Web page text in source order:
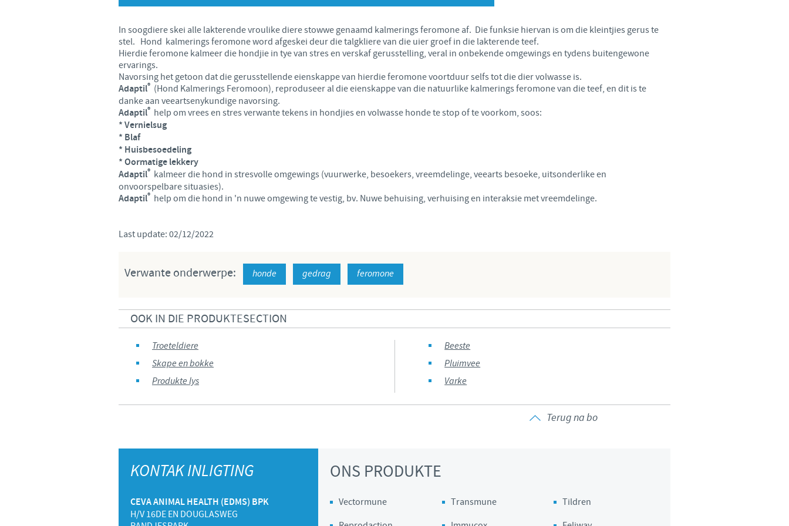
Canada (EN)
Chile
Korea
Malaysia
Mexico
Netherlands
Thailand
United Kingdom
USA
Regulatory constraints and medical practices vary from country to country. Consequently, the
In soogdiere skei alle lakterende vroulike diere stowwe genaamd kalmerings feromone af. Die funksie hiervan is om die kleintjies gerus te
stel. Hond kalmerings feromone word afgeskei deur die talgkliere van die uier groef in die lakterende teef.
Hierdie feromone kalmeer die hondjie in tye van stres en verskaf gerusstelling, veral in onbekende omgewings en tydens buitengewone
ervarings.
Navorsing het getoon dat die gerusstellende eienskappe van hierdie feromone voortduur selfs tot die dier volwasse is.
Adaptil® (Hond Kalmerings Feromoon), reproduseer al die eienskappe van die natuurlike kalmerings feromone van die teef, en dit is te
danke aan veeartsenykundige navorsing.
Adaptil® help om vrees en stres verwante tekens in hondjies en volwasse honde te stop of te voorkom, soos:
* Vernielsug
* Blaf
* Huisbesoedeling
* Oormatige lekkery
Adaptil® kalmeer die hond in stresvolle omgewings (vuurwerke, besoekers, vreemdelinge, veearts besoeke, uitsonderlike en
onvoorspelbare situasies).
Adaptil® help om die hond in 'n nuwe omgewing te vestig, bv. Nuwe behuising, verhuising en interaksie met vreemdelinge.
Last update: 02/12/2022
Verwante onderwerpe: honde gedrag feromone
OOK IN DIE PRODUKTESECTION
Troeteldiere
Beeste
Skape en bokke
Pluimvee
Produkte lys
Varke
Terug na bo
KONTAK INLIGTING
CEVA ANIMAL HEALTH (EDMS) BPK
H/V 16DE EN DOUGLASWEG
ONS PRODUKTE
Vectormune Transmune
Tildren